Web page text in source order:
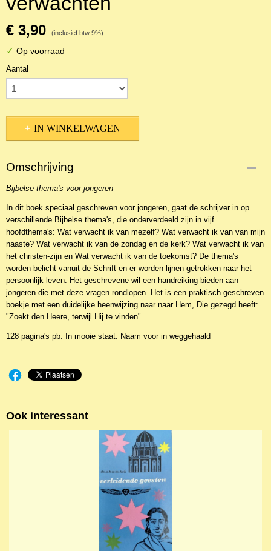
€ 3,90 (inclusief btw 9%)
✓ Op voorraad
Aantal
IN WINKELWAGEN
Omschrijving
Bijbelse thema's voor jongeren
In dit boek speciaal geschreven voor jongeren, gaat de schrijver in op
verschillende Bijbelse thema's, die onderverdeeld zijn in vijf
hoofdthema's: Wat verwacht ik van mezelf? Wat verwacht ik van van mijn
naaste? Wat verwacht ik van de zondag en de kerk? Wat verwacht ik van
het christen-zijn en Wat verwacht ik van de toekomst? De thema's
worden belicht vanuit de Schrift en er worden lijnen getrokken naar het
persoonlijk leven. Het geschrevene wil een handreiking bieden aan
jongeren die met deze vragen rondlopen. Het is een praktisch geschreven
boekje met een duidelijke heenwijzing naar naar Hem, Die gezegd heeft:
"Zoekt den Heere, terwijl Hij te vinden".
128 pagina's pb. In mooie staat. Naam voor in weggehaald
Ook interessant